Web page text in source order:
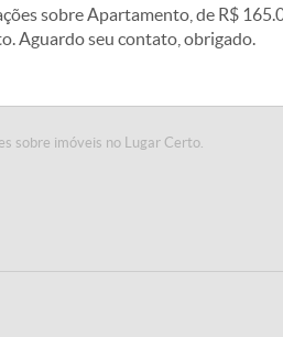
sobre imóveis no Lugar Certo.